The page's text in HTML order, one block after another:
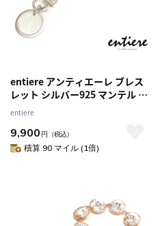
entiere アンティエーレ ブレス
レット シルバー925 マンテル T
バー トグルクラスプ ロジウム
レディース イタリア製
entiere
9,900 円 （税込）
積算 90 マイル (1倍)